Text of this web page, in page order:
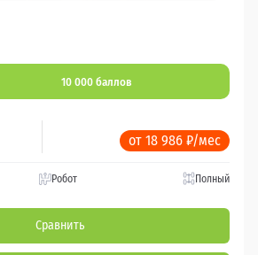
10 000 баллов
от 18 986 ₽/мес
Робот Полный
Сравнить